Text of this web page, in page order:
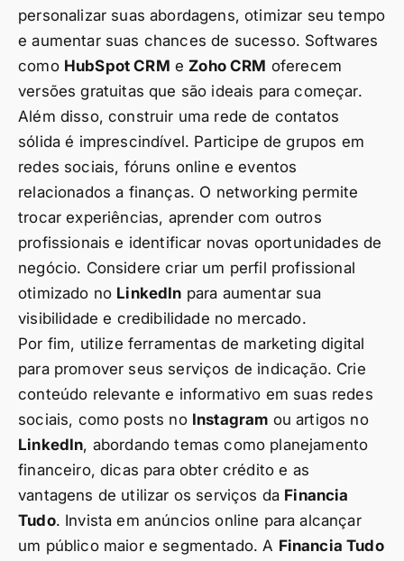
personalizar suas abordagens, otimizar seu tempo
e aumentar suas chances de sucesso. Softwares
como HubSpot CRM eZoho CRM oferecem
versões gratuitas que são ideais para começar.
Além disso, construir uma rede de contatos
sólida é imprescindível. Participe de grupos em
redes sociais, fóruns online e eventos
relacionados a finanças. O networking permite
trocar experiências, aprender com outros
profissionais e identificar novas oportunidades de
negócio. Considere criar um perfil profissional
otimizado no LinkedIn para aumentar sua
visibilidade e credibilidade no mercado.
Por fim, utilize ferramentas de marketing digital
para promover seus serviços de indicação. Crie
conteúdo relevante e informativo em suas redes
sociais, como posts no Instagram ou artigos no
LinkedIn, abordando temas como planejamento
financeiro, dicas para obter crédito e as
vantagens de utilizar os serviços da Financia
Tudo. Invista em anúncios online para alcançar
um público maior e segmentado. A Financia Tudo